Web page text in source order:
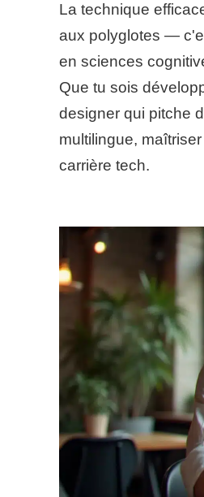
La technique
aux polyglotes —
en sciences
Que tu sois
designer qui pitche
multilingue,
carrière tech.